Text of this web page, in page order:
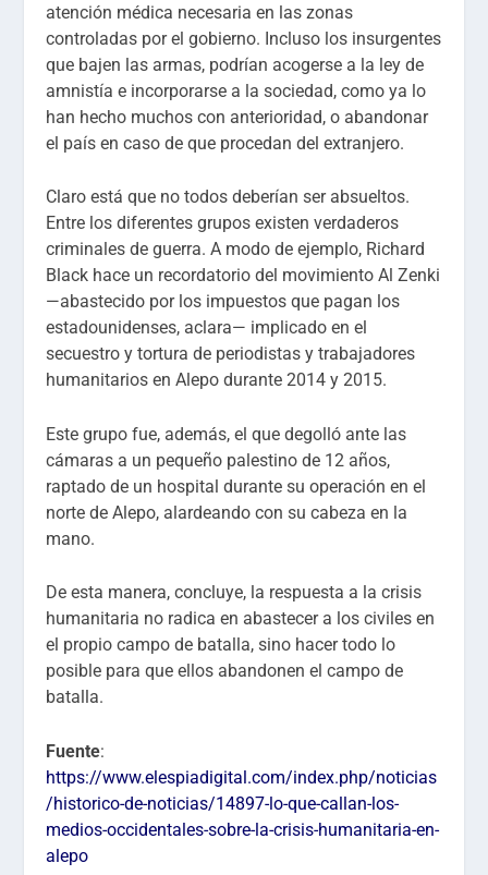
atención médica necesaria en las zonas
controladas por el gobierno. Incluso los insurgentes
que bajen las armas, podrían acogerse a la ley de
amnistía e incorporarse a la sociedad, como ya lo
han hecho muchos con anterioridad, o abandonar
el país en caso de que procedan del extranjero.
Claro está que no todos deberían ser absueltos.
Entre los diferentes grupos existen verdaderos
criminales de guerra. A modo de ejemplo, Richard
Black hace un recordatorio del movimiento Al Zenki
—abastecido por los impuestos que pagan los
estadounidenses, aclara— implicado en el
secuestro y tortura de periodistas y trabajadores
humanitarios en Alepo durante 2014 y 2015.
Este grupo fue, además, el que degolló ante las
cámaras a un pequeño palestino de 12 años,
raptado de un hospital durante su operación en el
norte de Alepo, alardeando con su cabeza en la
mano.
De esta manera, concluye, la respuesta a la crisis
humanitaria no radica en abastecer a los civiles en
el propio campo de batalla, sino hacer todo lo
posible para que ellos abandonen el campo de
batalla.
Fuente:
https://www.elespiadigital.com/index.php/noticias
/historico-de-noticias/14897-lo-que-callan-los-
medios-occidentales-sobre-la-crisis-humanitaria-en-
alepo